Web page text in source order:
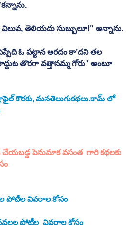
విలువ, తెలియదు సుబ్బులూ!" అన్నాను.
తొరగా వత్తానమ్మ గోరు" అంటూ
కొరకు, మనతెలుగుకథలు.కామ్ లో
చేయబడ్డ పెనుమాక వసంత
  గారి కథలకు
పోటీల వివరాల కోసం
పోటీల  వివరాల కోసం